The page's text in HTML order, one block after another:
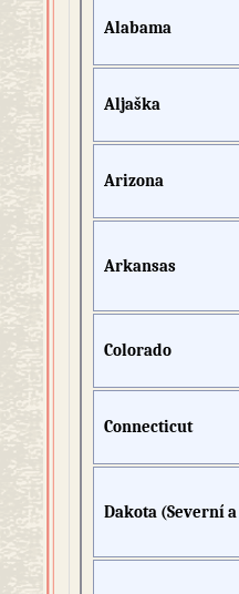
Alabama
Aljaška
Arizona
Arkansas
Colorado
Connecticut
Dakota (Severní